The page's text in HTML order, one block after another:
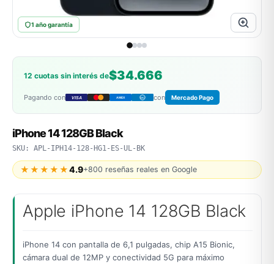
1 año garantía
12 cuotas sin interés de$34.666
Pagando con VISA AMEX DC con Mercado Pago
iPhone 14 128GB Black
SKU: APL-IPH14-128-HG1-ES-UL-BK
★★★★★4.9+800 reseñas reales en Google
Apple iPhone 14 128GB Black
iPhone 14 con pantalla de 6,1 pulgadas, chip A15 Bionic,
cámara dual de 12MP y conectividad 5G para máximo